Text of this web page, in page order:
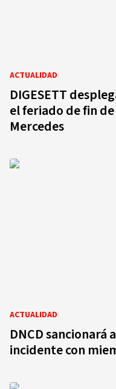
ACTUALIDAD
DIGESETT
el feriado de fin
Mercedes
ACTUALIDAD
DNCD sancionará
incidente con